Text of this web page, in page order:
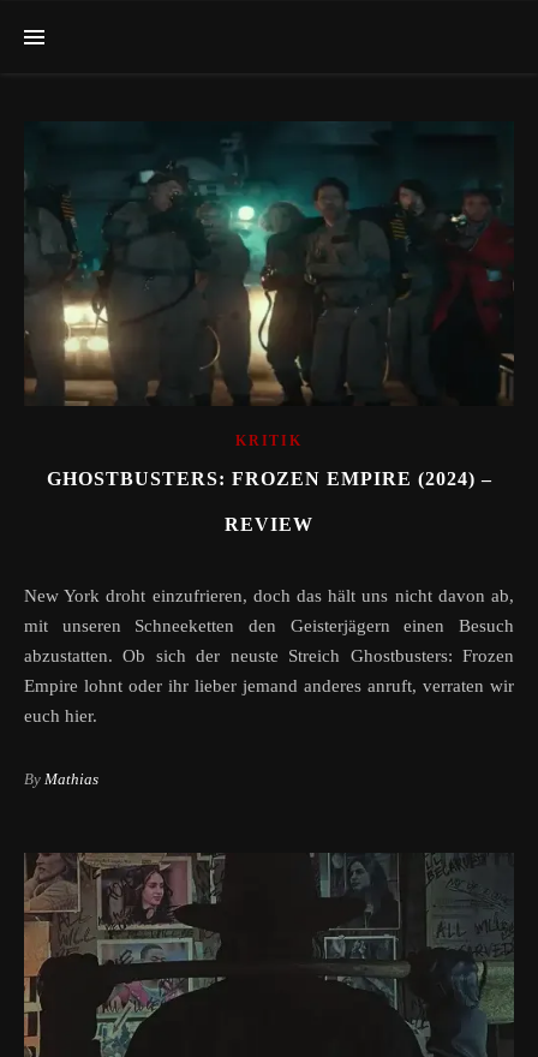
KRITIK
GHOSTBUSTERS: FROZEN EMPIRE (2024) –
REVIEW
New York droht einzufrieren, doch das hält uns nicht davon ab,
mit unseren Schneeketten den Geisterjägern einen Besuch
abzustatten. Ob sich der neuste Streich Ghostbusters: Frozen
Empire lohnt oder ihr lieber jemand anderes anruft, verraten wir
euch hier.
By Mathias